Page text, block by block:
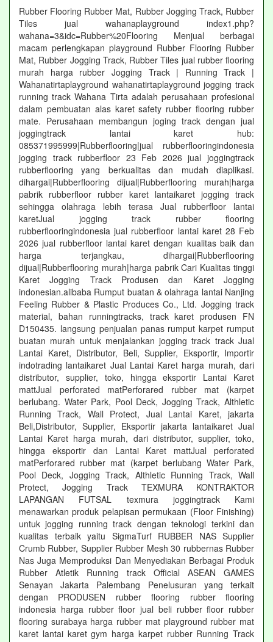
Rubber Flooring Rubber Mat, Rubber Jogging Track, Rubber
Tiles jual wahanaplayground index1.php?
wahana=3&idc=Rubber%20Flooring Menjual berbagai
macam perlengkapan playground Rubber Flooring Rubber
Mat, Rubber Jogging Track, Rubber Tiles jual rubber flooring
murah harga rubber Jogging Track | Running Track |
Wahanatirtaplayground wahanatirtaplayground jogging track
running track Wahana Tirta adalah perusahaan profesional
dalam pembuatan alas karet safety rubber flooring rubber
mate. Perusahaan membangun joging track dengan jual
joggingtrack lantai karet hub:
085371995999|Rubberflooring|jual rubberflooringindonesia
jogging track rubberfloor 23 Feb 2026 jual joggingtrack
rubberflooring yang berkualitas dan mudah diaplikasi.
dihargai|Rubberflooring dijual|Rubberflooring murah|harga
pabrik rubberfloor rubber karet lantaikaret jogging track
sehingga olahraga lebih terasa Jual rubberfloor lantai
karetJual jogging track rubber flooring
rubberflooringindonesia jual rubberfloor lantai karet 28 Feb
2026 jual rubberfloor lantai karet dengan kualitas baik dan
harga terjangkau, dihargai|Rubberflooring
dijual|Rubberflooring murah|harga pabrik Cari Kualitas tinggi
Karet Jogging Track Produsen dan Karet Jogging
indonesian.alibaba Rumput buatan & olahraga lantai Nanjing
Feeling Rubber & Plastic Produces Co., Ltd. Jogging track
material, bahan runningtracks, track karet produsen FN
D150435. langsung penjualan panas rumput karpet rumput
buatan murah untuk menjalankan jogging track track Jual
Lantai Karet, Distributor, Beli, Supplier, Eksportir, Importir
indotrading lantaikaret Jual Lantai Karet harga murah, dari
distributor, supplier, toko, hingga eksportir Lantai Karet
mattJual perforated matPerforared rubber mat (karpet
berlubang. Water Park, Pool Deck, Jogging Track, Althletic
Running Track, Wall Protect, Jual Lantai Karet, jakarta
Beli,Distributor, Supplier, Eksportir jakarta lantaikaret Jual
Lantai Karet harga murah, dari distributor, supplier, toko,
hingga eksportir dan Lantai Karet mattJual perforated
matPerforared rubber mat (karpet berlubang Water Park,
Pool Deck, Jogging Track, Althletic Running Track, Wall
Protect, Jogging Track TEXMURA KONTRAKTOR
LAPANGAN FUTSAL texmura joggingtrack Kami
menawarkan produk pelapisan permukaan (Floor Finishing)
untuk jogging running track dengan teknologi terkini dan
kualitas terbaik yaitu SigmaTurf RUBBER NAS Supplier
Crumb Rubber, Supplier Rubber Mesh 30 rubbernas Rubber
Nas Juga Memproduksi Dan Menyediakan Berbagai Produk
Rubber Atletik Running track Official ASEAN GAMES
Senayan Jakarta Palembang Penelusuran yang terkait
dengan PRODUSEN rubber flooring rubber flooring
indonesia harga rubber floor jual beli rubber floor rubber
flooring surabaya harga rubber mat playground rubber mat
karet lantai karet gym harga karpet rubber Running Track